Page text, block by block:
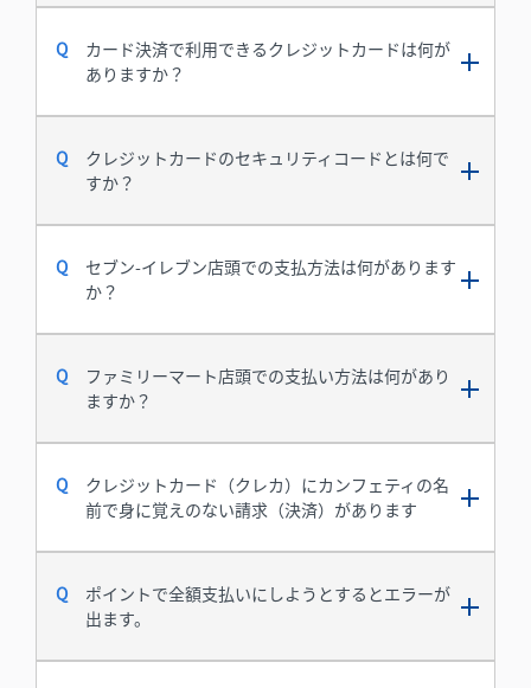
カード決済で利用できるクレジットカードは何が
ありますか？
クレジットカードのセキュリティコードとは何で
すか？
セブン-イレブン店頭での支払方法は何があります
か？
ファミリーマート店頭での支払い方法は何があり
ますか？
クレジットカード（クレカ）にカンフェティの名
前で身に覚えのない請求（決済）があります
ポイントで全額支払いにしようとするとエラーが
出ます。